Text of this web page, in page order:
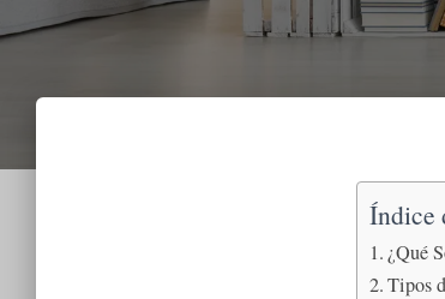
Índice
¿Qué
Tipos